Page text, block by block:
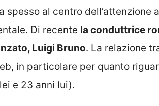
spesso al centro dell’attenzione
Di recente la conduttrice
Luigi Bruno. La relazione
in particolare per quanto
e 23 anni lui).